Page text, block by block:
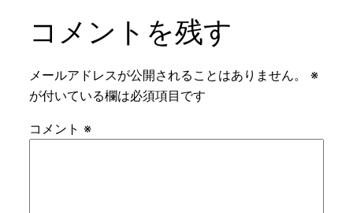
コメントを残す
メールアドレスが公開されることはありません。
※
が付いている欄は必須項目です
コメント ※